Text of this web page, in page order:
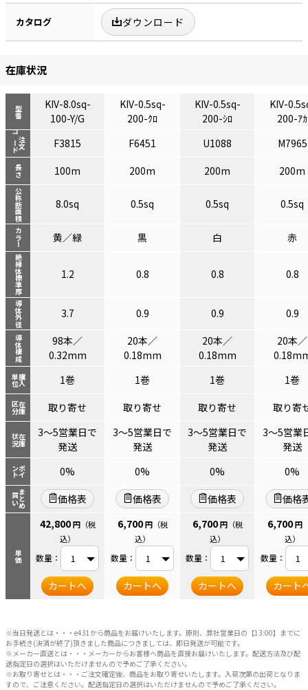
カタログ ダウンロード
在庫状況
型番
注文
コード
長さ
公称断面積
カラー
絶縁体標準厚
導体外径
導体構成
購入
単位
在庫
区分
在庫
状況
ポイ
ント
まとめ
買い
単価
KIV-8.0sq-
100-Y/G
KIV-0.5sq-
200-ｸﾛ
KIV-0.5sq-
200-ｼﾛ
KIV-
200-ｱｶ
F3815
F6451 U1088
M7965
100m
200m 200m 200m
8.0sq 0.5sq 0.5sq 0.5sq
黄／緑 黒 白 赤
1.2 0.8 0.8 0.8
3.7 0.9 0.9
0.9
98本／
0.32mm
20本／
0.18mm
20本／
0.18mm
20本／
1巻
1巻 1巻
1巻
取り寄せ
取り寄せ 取り寄せ
取り寄
3～5営業日で
発送
3～5営業日で
発送
3～5営業日で
発送
3～5営業
発送
0%
0% 0%
0%
価格表
価格表 価格表
価格
42,800 円（税
込）
数量：
カートへ
6,700 円（税
込）
数量：
カートへ
6,700 円（税
込）
数量：
カートへ
6,700 円
込）
数量：
カート
※当日発送とは・・・e431から商品をお届けいたします。原則、弊社営業日の【13:00】までに
お手続き(決済が終了)頂きました商品につきましては、即日発送が可能です。
※メーカー直送とは・・・メーカーからお客様へ商品を直接お届けいたします。配送方法及び配
送指定日の選択はいただけませんので予めご了承ください。
※お取り寄せとは・・・ご注文確定後、商品をお取り寄せいたします。入荷次第の出荷となりま
すので、ご注意ください。配送指定日の選択はいただけませんので予めご了承ください。